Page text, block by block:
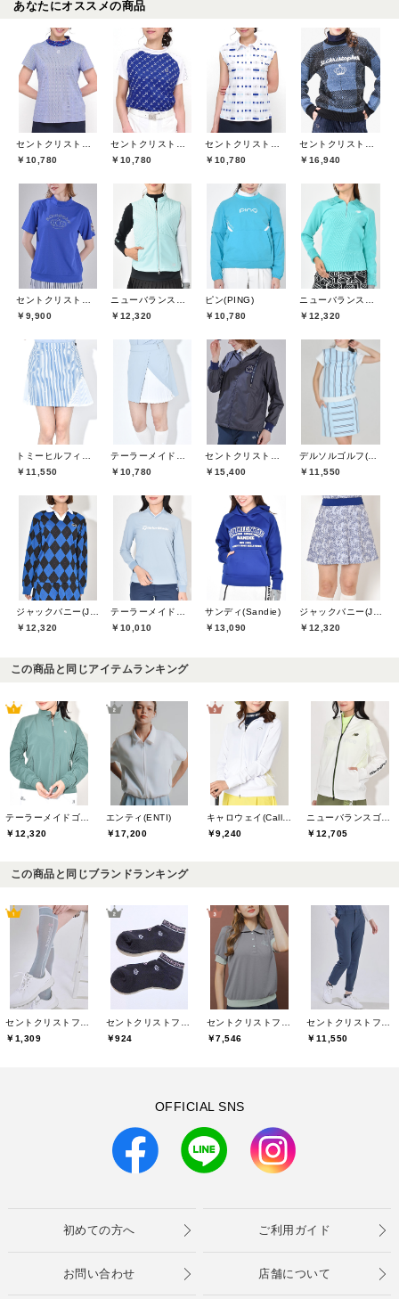
あなたにオススメの商品
￥10,780
￥10,780
￥10,780
￥16,940
￥9,900
￥12,320
ピン(PING)
￥10,780
￥12,320
￥11,550
￥10,780
￥15,400
￥11,550
￥12,320
￥10,010
サンディ(Sandie)
￥13,090
￥12,320
この商品と同じアイテムランキング
テーラーメイドゴルフ(TaylorMade Golf)
￥12,320
エンティ(ENTI)
￥17,200
キャロウェイ(Callaway)
￥9,240
ニューバランスゴルフ(New Balance Golf)
￥12,705
この商品と同じブランドランキング
￥1,309
￥924
￥7,546
￥11,550
OFFICIAL SNS
初めての方へ ご利用ガイド
お問い合わせ 店舗について